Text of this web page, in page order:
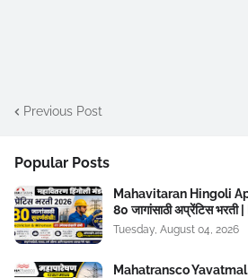
Previous Post
Popular Posts
Mahavitaran Hingoli
80 जागांसाठी अप्रेंटिस
Tuesday, August 04, 2026
Mahatransco